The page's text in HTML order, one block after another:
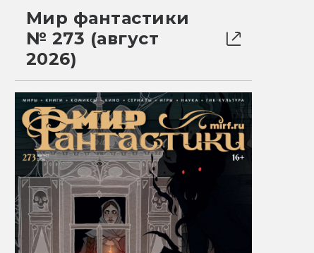
Мир фантастики
№ 273 (август
2026)